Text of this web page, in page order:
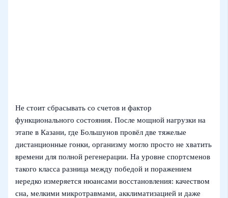
Не стоит сбрасывать со счетов и фактор
функционального состояния. После мощной нагрузки на
этапе в Казани, где Большунов провёл две тяжелые
дистанционные гонки, организму могло просто не хватить
времени для полной регенерации. На уровне спортсменов
такого класса разница между победой и поражением
нередко измеряется нюансами восстановления: качеством
сна, мелкими микротравмами, акклиматизацией и даже